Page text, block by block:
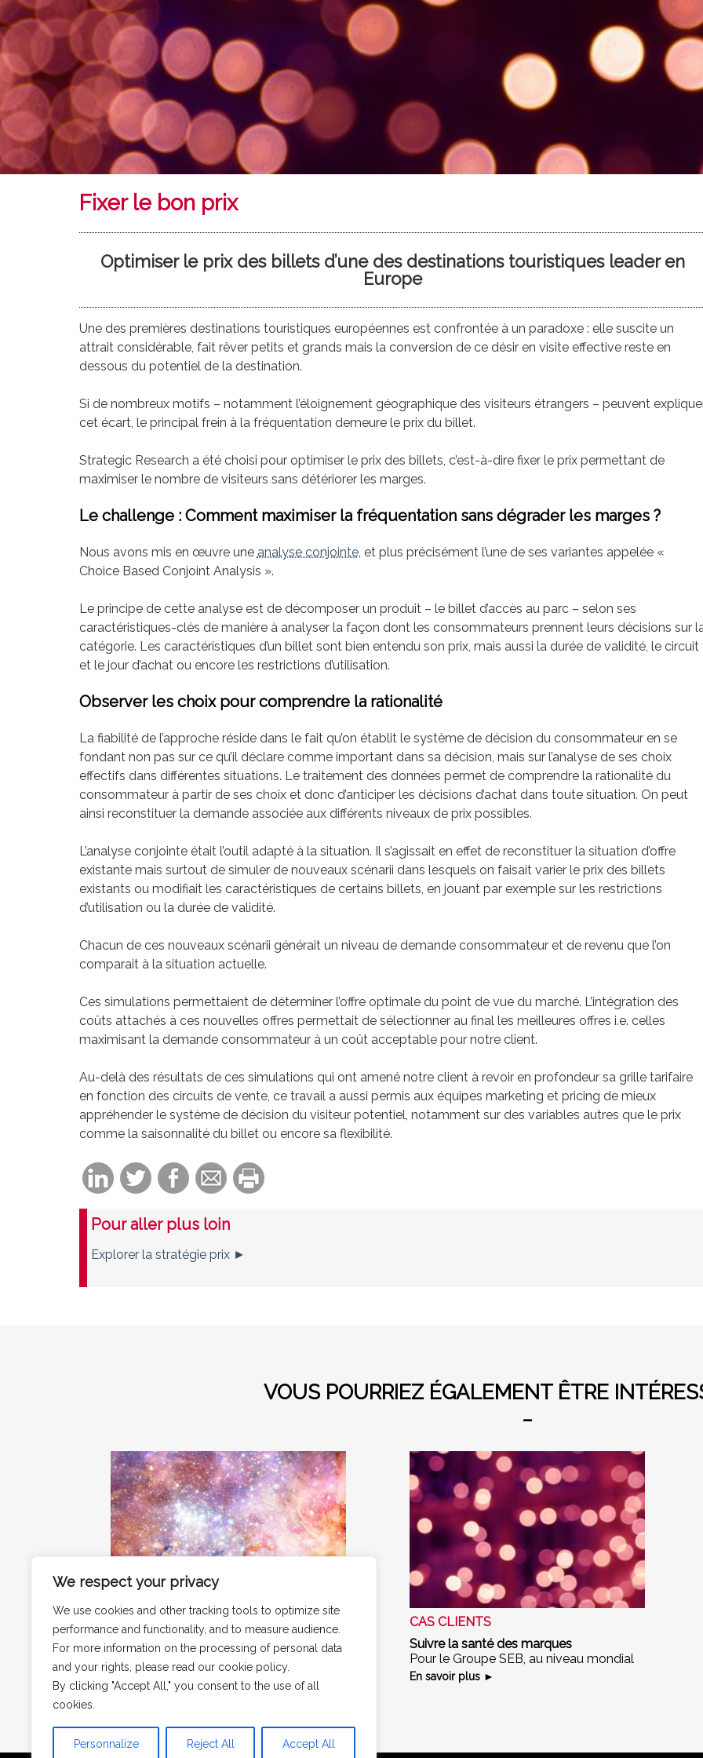
We respect your privacy
We use cookies and other tracking tools to optimize site
performance and functionality, and to measure audience.
For more information on the processing of personal data
and your rights, please read our cookie policy.
By clicking "Accept All," you consent to the use of all
cookies.
Personnalize Reject All Accept All
Fixer le bon prix
Optimiser le prix des billets d’une des destinations touristiques leader en
Europe
Une des premières destinations touristiques européennes est confrontée à un paradoxe : elle suscite un
attrait considérable, fait rêver petits et grands mais la conversion de ce désir en visite effective reste en
dessous du potentiel de la destination.
Si de nombreux motifs – notamment l’éloignement géographique des visiteurs étrangers – peuvent
cet écart, le principal frein à la fréquentation demeure le prix du billet.
Strategic Research a été choisi pour optimiser le prix des billets, c’est-à-dire fixer le prix permettant de
maximiser le nombre de visiteurs sans détériorer les marges.
Le challenge : Comment maximiser la fréquentation sans dégrader les marges ?
Nous avons mis en œuvre une analyse conjointe, et plus précisément l’une de ses variantes appelée «
Choice Based Conjoint Analysis ».
Le principe de cette analyse est de décomposer un produit – le billet d’accès au parc – selon ses
caractéristiques-clés de manière à analyser la façon dont les consommateurs prennent leurs décisions sur
catégorie. Les caractéristiques d’un billet sont bien entendu son prix, mais aussi la durée de validité, le circuit
et le jour d’achat ou encore les restrictions d’utilisation.
Observer les choix pour comprendre la rationalité
La fiabilité de l’approche réside dans le fait qu’on établit le système de décision du consommateur en se
fondant non pas sur ce qu’il déclare comme important dans sa décision, mais sur l’analyse de ses choix
effectifs dans différentes situations. Le traitement des données permet de comprendre la rationalité du
consommateur à partir de ses choix et donc d’anticiper les décisions d’achat dans toute situation. On peut
ainsi reconstituer la demande associée aux différents niveaux de prix possibles.
L’analyse conjointe était l’outil adapté à la situation. Il s’agissait en effet de reconstituer la situation d’offre
existante mais surtout de simuler de nouveaux scénarii dans lesquels on faisait varier le prix des billets
existants ou modifiait les caractéristiques de certains billets, en jouant par exemple sur les restrictions
d’utilisation ou la durée de validité.
Chacun de ces nouveaux scénarii générait un niveau de demande consommateur et de revenu que l’on
comparait à la situation actuelle.
Ces simulations permettaient de déterminer l’offre optimale du point de vue du marché. L’intégration des
coûts attachés à ces nouvelles offres permettait de sélectionner au final les meilleures offres i.e. celles
maximisant la demande consommateur à un coût acceptable pour notre client.
Au-delà des résultats de ces simulations qui ont amené notre client à revoir en profondeur sa grille tarifaire
en fonction des circuits de vente, ce travail a aussi permis aux équipes marketing et pricing de mieux
appréhender le système de décision du visiteur potentiel, notamment sur des variables autres que le prix
comme la saisonnalité du billet ou encore sa flexibilité.
Pour aller plus loin
Explorer la stratégie prix ►
VOUS POURRIEZ ÉGALEMENT ÊTRE
NOS EXPERTISES
Développer sa marque
La marque est une promesse faite au
consommateur.
En savoir plus ►
CAS CLIENTS
Suivre la santé des marques
Pour le Groupe SEB, au niveau mondial
En savoir plus ►